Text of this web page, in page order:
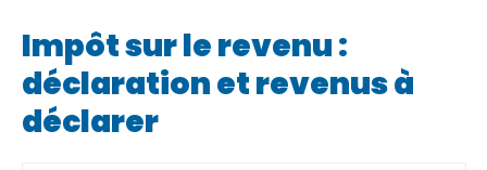
Impôt sur le revenu :
déclaration et revenus à
déclarer